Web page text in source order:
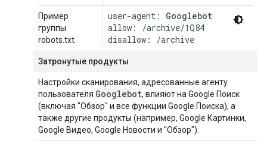
Пример
группы
robots.txt
user-agent: Googlebot
allow: /archive/1Q84
disallow: /archive
Затронутые продукты
Настройки сканирования, адресованные агенту
пользователя Googlebot, влияют на Google Поиск
(включая "Обзор" и все функции Google Поиска), а
также другие продукты (например, Google Картинки,
Google Видео, Google Новости и "Обзор").